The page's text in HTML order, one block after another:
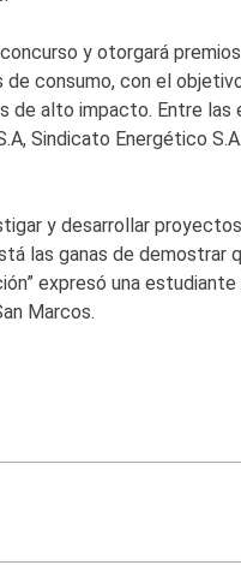
y otorgará
consumo, con el
alto impacto. Entre las
Sindicato Energético
y desarrollar
las ganas de
expresó una
Marcos.